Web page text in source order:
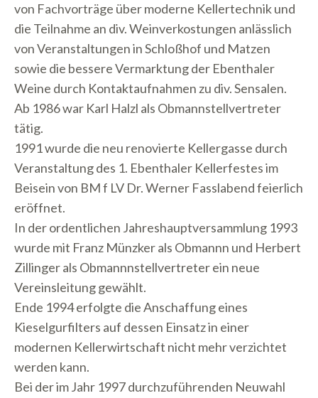
von Fachvorträge über moderne Kellertechnik und
die Teilnahme an div. Weinverkostungen anlässlich
von Veranstaltungen in Schloßhof und Matzen
sowie die bessere Vermarktung der Ebenthaler
Weine durch Kontaktaufnahmen zu div. Sensalen.
Ab 1986 war Karl Halzl als Obmannstellvertreter
tätig.
1991 wurde die neu renovierte Kellergasse durch
Veranstaltung des 1. Ebenthaler Kellerfestes im
Beisein von BM f LV Dr. Werner Fasslabend feierlich
eröffnet.
In der ordentlichen Jahreshauptversammlung 1993
wurde mit Franz Münzker als Obmannn und Herbert
Zillinger als Obmannnstellvertreter ein neue
Vereinsleitung gewählt.
Ende 1994 erfolgte die Anschaffung eines
Kieselgurfilters auf dessen Einsatz in einer
modernen Kellerwirtschaft nicht mehr verzichtet
werden kann.
Bei der im Jahr 1997 durchzuführenden Neuwahl